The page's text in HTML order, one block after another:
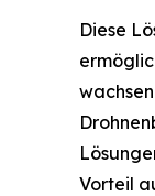
Diese
Vorteil